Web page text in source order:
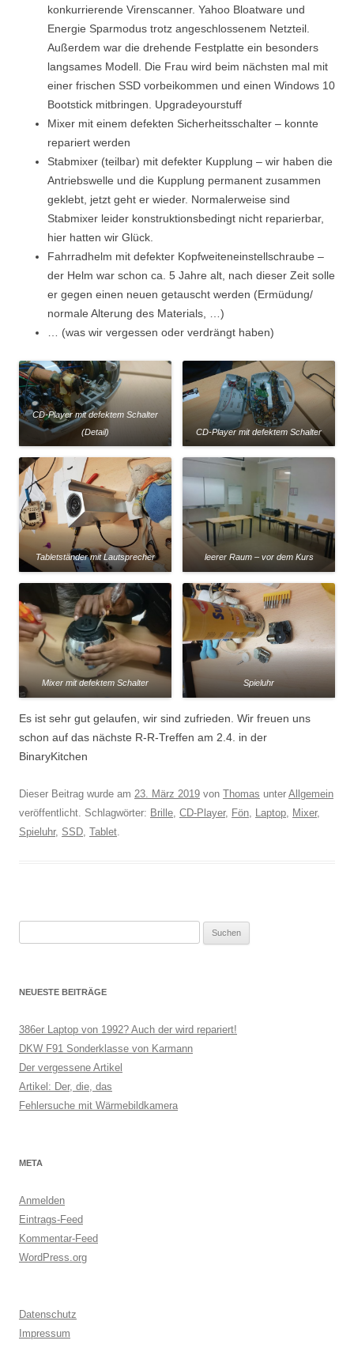
konkurrierende Virenscanner. Yahoo Bloatware und
Energie Sparmodus trotz angeschlossenem Netzteil.
Außerdem war die drehende Festplatte ein besonders
langsames Modell. Die Frau wird beim nächsten mal mit
einer frischen SSD vorbeikommen und einen Windows 10
Bootstick mitbringen. Upgradeyourstuff
Mixer mit einem defekten Sicherheitsschalter – konnte
repariert werden
Stabmixer (teilbar) mit defekter Kupplung – wir haben die
Antriebswelle und die Kupplung permanent zusammen
geklebt, jetzt geht er wieder. Normalerweise sind
Stabmixer leider konstruktionsbedingt nicht reparierbar,
hier hatten wir Glück.
Fahrradhelm mit defekter Kopfweiteneinstellschraube –
der Helm war schon ca. 5 Jahre alt, nach dieser Zeit solle
er gegen einen neuen getauscht werden (Ermüdung/
normale Alterung des Materials, …)
… (was wir vergessen oder verdrängt haben)
CD-Player mit defektem Schalter
(Detail)
CD-Player mit defektem Schalter
Tabletständer mit Lautsprecher leerer Raum – vor dem Kurs
Mixer mit defektem Schalter Spieluhr
Es ist sehr gut gelaufen, wir sind zufrieden. Wir freuen uns
schon auf das nächste R-R-Treffen am 2.4. in der
BinaryKitchen
Dieser Beitrag wurde am 23. März 2019 von Thomas unter Allgemein
veröffentlicht. Schlagwörter: Brille CD-Player, Fön Laptop Mixer,
Spieluhr, SSD Tablet
NEUESTE BEITRÄGE
386er Laptop von 1992? Auch der wird repariert!
DKW F91 Sonderklasse von Karmann
Der vergessene Artikel
Artikel: Der, die, das
Fehlersuche mit Wärmebildkamera
META
Anmelden
Eintrags-Feed
Kommentar-Feed
WordPress.org
Datenschutz
Impressum